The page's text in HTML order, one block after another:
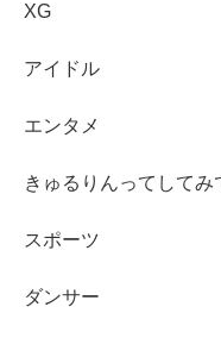
XG
アイドル
エンタメ
きゅるりんってしてみ
スポーツ
ダンサー